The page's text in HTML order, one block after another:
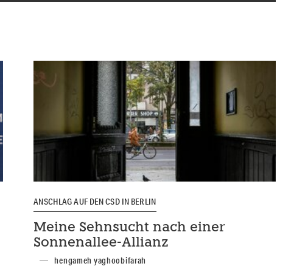
ANSCHLAG AUF DEN CSD IN BERLIN
Meine Sehnsucht nach einer
Sonnenallee-Allianz
hengameh yaghoobifarah